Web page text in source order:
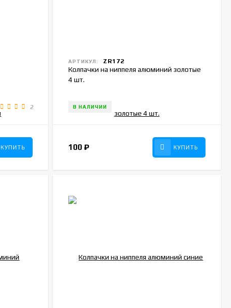
2
КУПИТЬ
АРТИКУЛ: ZR172
Колпачки на ниппеля алюминий золотые
4 шт.
В НАЛИЧИИ
100 ₽ КУПИТЬ